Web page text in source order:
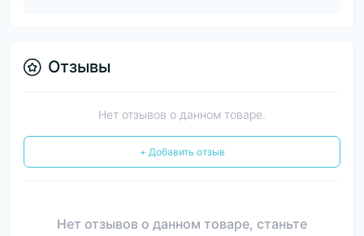
Отзывы
Нет отзывов о данном товаре.
+ Добавить отзыв
Нет отзывов о данном товаре, станьте